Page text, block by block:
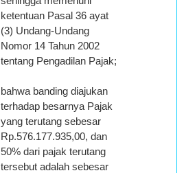
ketentuan Pasal 36 ayat
(3) Undang-Undang
Nomor 14 Tahun 2002
tentang Pengadilan Pajak;
bahwa banding diajukan
terhadap besarnya Pajak
yang terutang sebesar
Rp.576.177.935,00, dan
50% dari pajak terutang
tersebut adalah sebesar